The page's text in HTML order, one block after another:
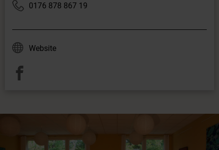
0176 878 867 19
Website